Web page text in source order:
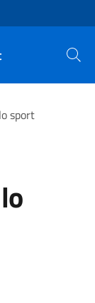
Cerca
sport